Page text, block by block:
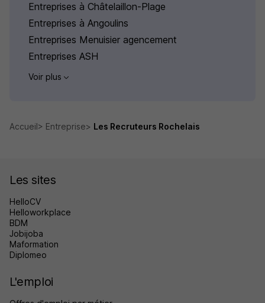
Entreprises à Châtelaillon-Plage
Entreprises à Angoulins
Entreprises Menuisier agencement
Entreprises ASH
Voir plus
Accueil Entreprise Les Recruteurs Rochelais
Les sites
HelloCV
Helloworkplace
BDM
Jobijoba
Maformation
Diplomeo
L'emploi